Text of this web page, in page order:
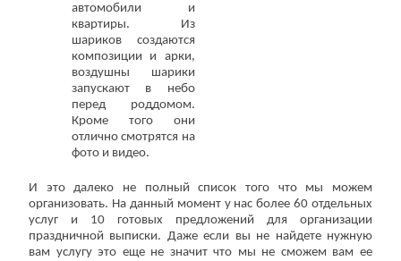
(работает только если на устройстве установлен указанный
Его телефон:*
Подтверждаю свое согласие на обработку персональных
автомобили и
квартиры. Из
шариков создаются
композиции и арки,
воздушны шарики
запускают в небо
перед роддомом.
Кроме того они
отлично смотрятся на
фото и видео.
И это далеко не полный список того что мы можем
организовать. На данный момент у нас более 60 отдельных
услуг и 10 готовых предложений для организации
праздничной выписки. Даже если вы не найдете нужную
вам услугу это еще не значит что мы не сможем вам ее